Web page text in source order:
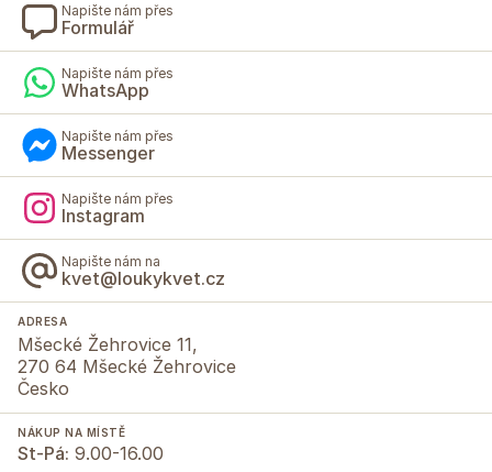
Napište nám přes
Formulář
Napište nám přes
WhatsApp
Napište nám přes
Messenger
Napište nám přes
Instagram
Napište nám na
kvet@loukykvet.cz
ADRESA
Mšecké Žehrovice 11,
270 64 Mšecké Žehrovice
Česko
NÁKUP NA MÍSTĚ
St-Pá: 9.00-16.00